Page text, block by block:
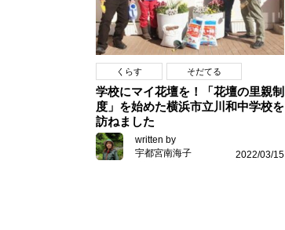
くらす そだてる
学校にマイ花壇を！「花壇の里親制
度」を始めた横浜市立川和中学校を
訪ねました
written by
宇都宮南海子
2022/03/15